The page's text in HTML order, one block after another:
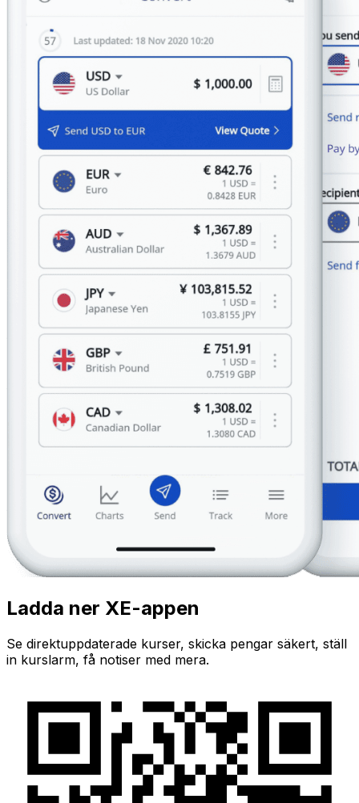
Ladda ner XE-appen
Se direktuppdaterade kurser, skicka pengar säkert, ställ
in kurslarm, få notiser med mera.